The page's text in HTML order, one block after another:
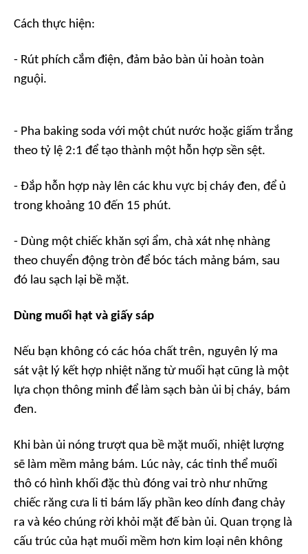
Cách thực hiện:
- Rút phích cắm điện, đảm bảo bàn ủi hoàn toàn
nguội.
- Pha baking soda với một chút nước hoặc giấm trắng
theo tỷ lệ 2:1 để tạo thành một hỗn hợp sền sệt.
- Đắp hỗn hợp này lên các khu vực bị cháy đen, để ủ
trong khoảng 10 đến 15 phút.
- Dùng một chiếc khăn sợi ẩm, chà xát nhẹ nhàng
theo chuyển động tròn để bóc tách mảng bám, sau
đó lau sạch lại bề mặt.
Dùng muối hạt và giấy sáp
Nếu bạn không có các hóa chất trên, nguyên lý ma
sát vật lý kết hợp nhiệt năng từ muối hạt cũng là một
lựa chọn thông minh để làm sạch bàn ủi bị cháy, bám
đen.
Khi bàn ủi nóng trượt qua bề mặt muối, nhiệt lượng
sẽ làm mềm mảng bám. Lúc này, các tinh thể muối
thô có hình khối đặc thù đóng vai trò như những
chiếc răng cưa li ti bám lấy phần keo dính đang chảy
ra và kéo chúng rời khỏi mặt đế bàn ủi. Quan trọng là
cấu trúc của hạt muối mềm hơn kim loại nên không